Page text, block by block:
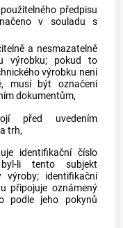
předpisu
v souladu s
a nesmazatelně
výrobku; pokud to
výrobku není
musí být označení
dokumentům,
před uvedením
trh,
identifikační číslo
li tento subjekt
identifikační
připojuje oznámený
podle jeho pokynů